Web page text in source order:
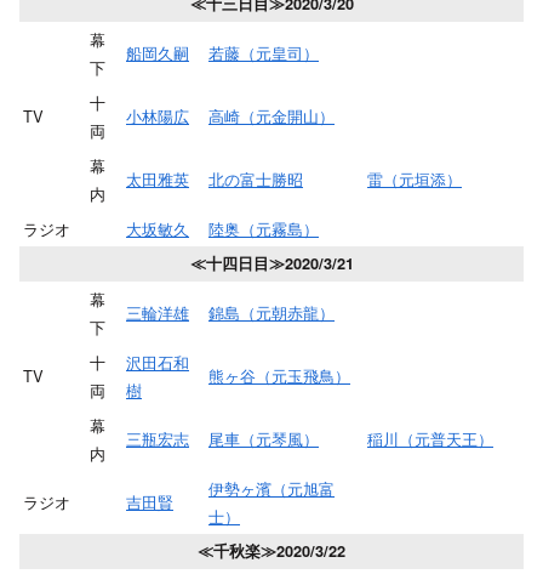
TV
幕
下
船岡久嗣 若藤（元皇司）
十
両
小林陽広 高崎（元金開山）
幕
内
太田雅英 北の富士勝昭 雷（元垣添）
ラジオ 大坂敏久 陸奥（元霧島）
≪十四日目≫2020/3/21
TV
幕
下
三輪洋雄 錦島（元朝赤龍）
十
両
沢田石和
樹
熊ヶ谷（元玉飛鳥）
幕
内
三瓶宏志 尾車（元琴風） 稲川（元普天王）
ラジオ 吉田賢
伊勢ヶ濱（元旭富
士）
≪千秋楽≫2020/3/22